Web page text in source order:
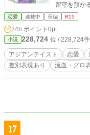
留守を預か
と第二公子
な人を失う。(〜47
テイストで
みだったり
のまとめを
んでる可能
恋愛 連載中 長編 R15
24h.ポイント 0pt
小説 228,724 位 / 228,724件
アジアンテイスト 恋愛
差別表現あり
流血・グロ
17